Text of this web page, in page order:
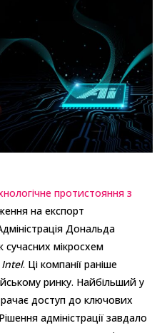
протистояння з
на експорт
Дональда
мікросхем
Intel. Ці компанії раніше
ринку. Найбільший у
доступ до ключових
адміністрації завдало